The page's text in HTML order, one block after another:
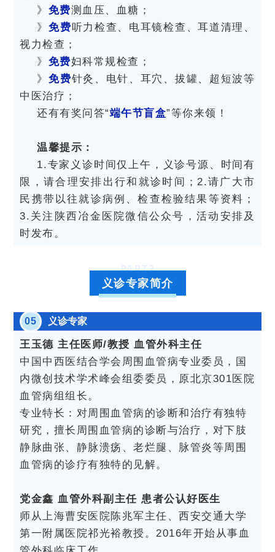
》 免费测血压、血糖；
》免费听力检查、电耳镜检查、耳道清理、
视力检查；
》 免费妇科常规检查；
》免费针灸、电针、耳穴、拔罐、超短波等
中医治疗；
还有有奖问答“端午节盲盒”等你来领！
温馨提示：
1.专家义诊时间仅上午，义诊号源、时间有
限，请合理安排出行和就诊时间；2.请广大市
民携带以往就诊病例、检查检验结果等资料；
3.关注陕西冶金医院微信公众号，活动安排及
时发布。
PART2
义诊专家简介
05 义诊专家
王玉德 主任医师/教授 血管外科主任
中国中西医结合学会周围血管病专业委员，国
内微创技术学术峰会组委委员，原北京301医院
血管病组组长。
专业特长：对周围血管病的诊断和治疗有独特
研究，擅长周围血管病的诊断与治疗，对下肢
静脉曲张、静脉溃疡、老烂腿、脉管炎等周围
血管病的诊疗有独特的见解。
党金鑫 血管外科副主任 患者公认好医生
师从上海曹安医院陈兆军主任、西安交通大学
第一附属医院祁光裕教授。2016年开始从事血